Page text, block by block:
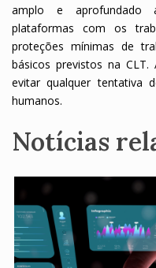
amplo e aprofundado
plataformas com os
proteções mínimas de
básicos previstos na
evitar qualquer tentativa
humanos.
Notícias